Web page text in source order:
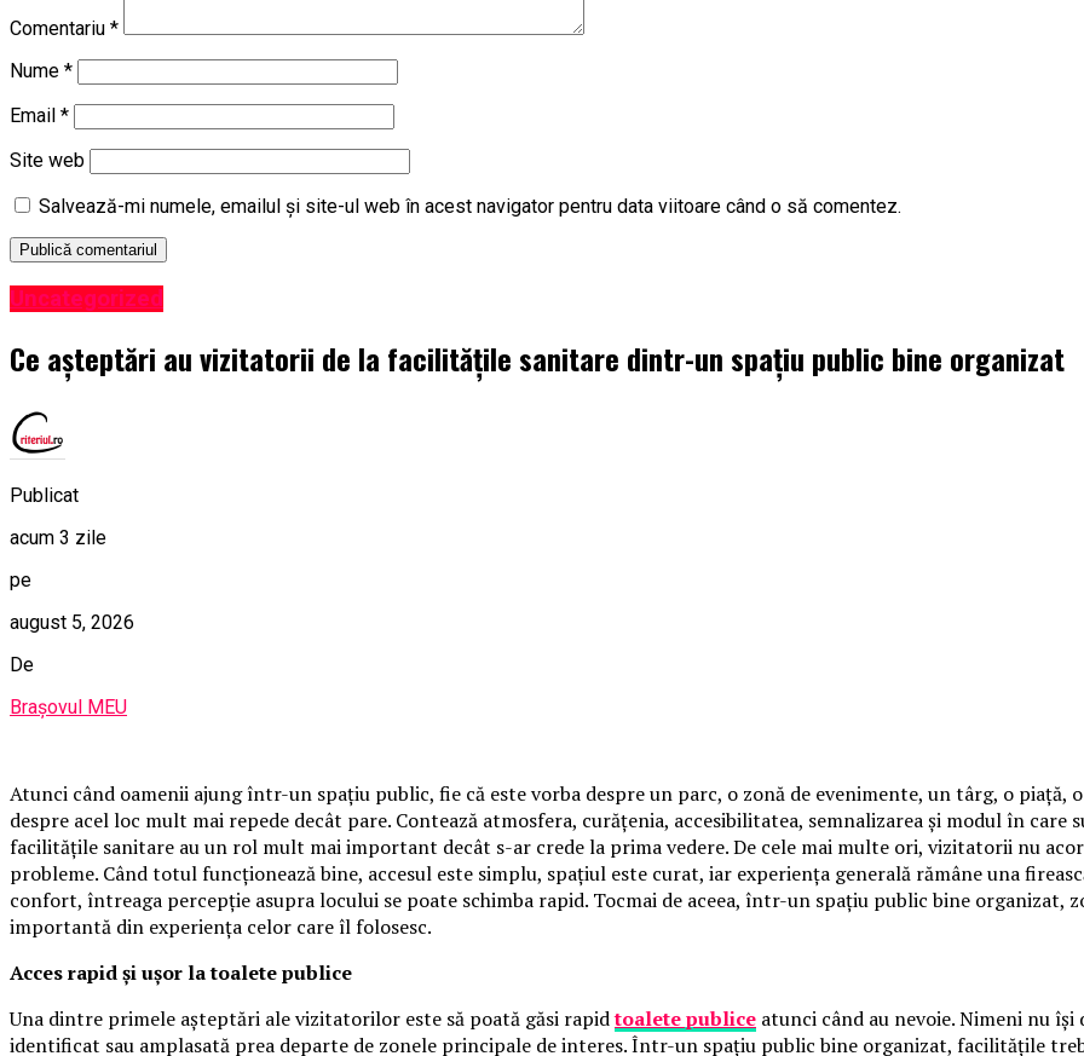
Comentariu *
Nume *
Email *
Site web
Salvează-mi numele, emailul și site-ul web în acest navigator pentru data viitoare când o să comentez.
Uncategorized
Ce așteptări au vizitatorii de la facilitățile sanitare dintr-un spațiu public bine organizat
Publicat
acum 3 zile
pe
august 5, 2026
De
Brașovul MEU
Atunci când oamenii ajung într-un spațiu public, fie că este vorba despre un parc, o zonă de evenimente, un târg, o piață,
despre acel loc mult mai repede decât pare. Contează atmosfera, curățenia, accesibilitatea, semnalizarea și modul în
facilitățile sanitare au un rol mult mai important decât s-ar crede la prima vedere. De cele mai multe ori, vizitatorii nu
probleme. Când totul funcționează bine, accesul este simplu, spațiul este curat, iar experiența generală rămâne una
confort, întreaga percepție asupra locului se poate schimba rapid. Tocmai de aceea, într-un spațiu public bine organizat,
importantă din experiența celor care îl folosesc.
Acces rapid și ușor la toalete publice
Una dintre primele așteptări ale vizitatorilor este să poată găsi rapidtoalete publice atunci când au nevoie. Nimeni nu
identificat sau amplasată prea departe de zonele principale de interes. Într-un spațiu public bine organizat, facilitățile